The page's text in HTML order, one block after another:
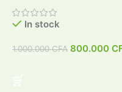
In stock
1.000.000CFA 800.000